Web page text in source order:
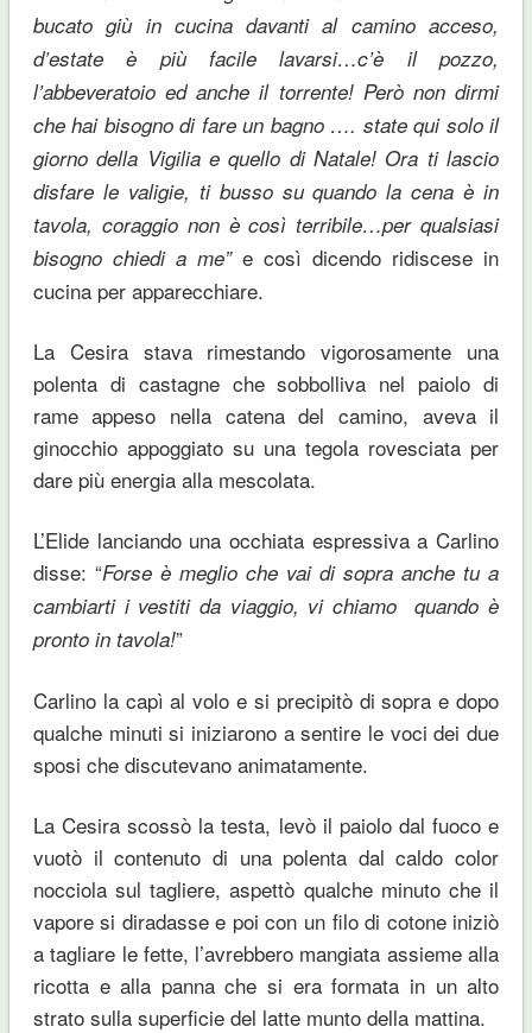
bucato giù in cucina davanti al camino acceso,
d’estate è più facile lavarsi…c’è il pozzo,
l’abbeveratoio ed anche il torrente! Però non dirmi
che hai bisogno di fare un bagno …. state qui solo il
giorno della Vigilia e quello di Natale! Ora ti lascio
disfare le valigie, ti busso su quando la cena è in
tavola, coraggio non è così terribile…per qualsiasi
bisogno chiedi a me” e così dicendo ridiscese in
cucina per apparecchiare.
La Cesira stava rimestando vigorosamente una
polenta di castagne che sobbolliva nel paiolo di
rame appeso nella catena del camino, aveva il
ginocchio appoggiato su una tegola rovesciata per
dare più energia alla mescolata.
L’Elide lanciando una occhiata espressiva a Carlino
disse: “Forse è meglio che vai di sopra anche tu a
cambiarti i vestiti da viaggio, vi chiamo quando è
pronto in tavola!”
Carlino la capì al volo e si precipitò di sopra e dopo
qualche minuti si iniziarono a sentire le voci dei due
sposi che discutevano animatamente.
La Cesira scossò la testa, levò il paiolo dal fuoco e
vuotò il contenuto di una polenta dal caldo color
nocciola sul tagliere, aspettò qualche minuto che il
vapore si diradasse e poi con un filo di cotone iniziò
a tagliare le fette, l’avrebbero mangiata assieme alla
ricotta e alla panna che si era formata in un alto
strato sulla superficie del latte munto della mattina.